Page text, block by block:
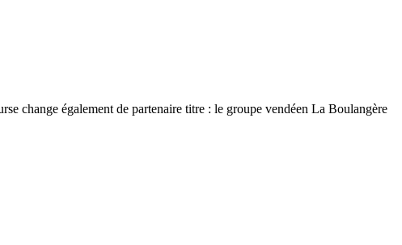
change également de partenaire titre : le groupe vendéen La Boulangère